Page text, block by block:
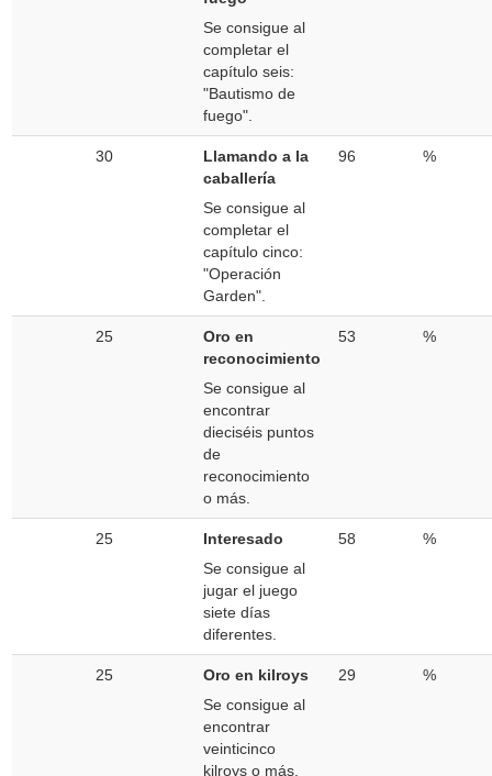
Se consigue al
completar el
capítulo seis:
"Bautismo de
fuego".
30
Llamando a la
caballería
Se consigue al
completar el
capítulo cinco:
"Operación
Garden".
96 %
25
Oro en
reconocimiento
Se consigue al
encontrar
dieciséis puntos
de
reconocimiento
o más.
53 %
25
Interesado
Se consigue al
jugar el juego
siete días
diferentes.
58 %
25
Oro en kilroys
Se consigue al
encontrar
veinticinco
kilroys o más.
29 %